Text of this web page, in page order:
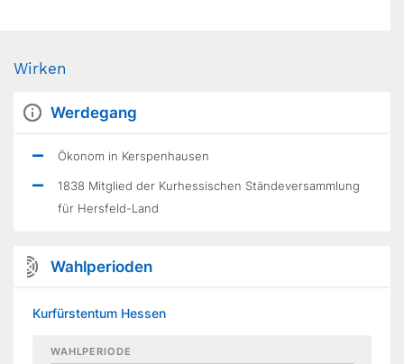
Wirken
Werdegang
Ökonom in Kerspenhausen
1838 Mitglied der Kurhessischen Ständeversammlung
für Hersfeld-Land
Wahlperioden
Kurfürstentum Hessen
WAHLPERIODE